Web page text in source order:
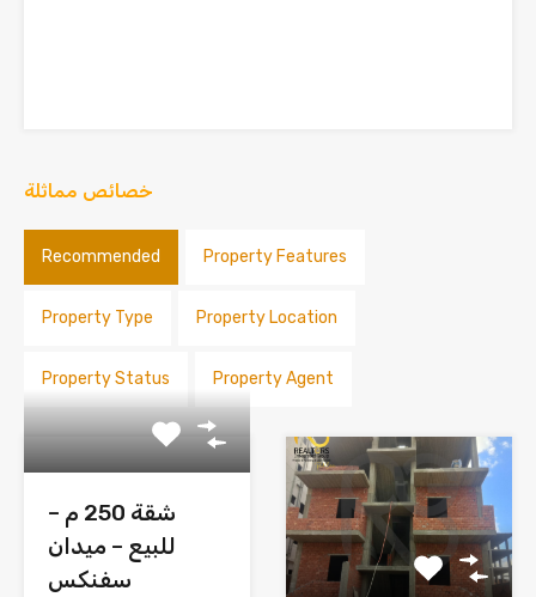
خصائص مماثلة
Recommended Property Features
Property Type Property Location
Property Status Property Agent
شقة 250 م –
للبيع – ميدان
سفنكس